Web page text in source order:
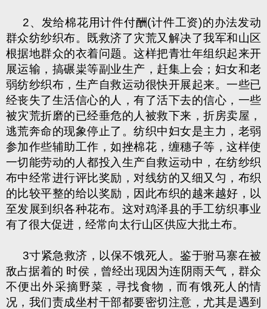
2、发给棉花用计件付酬(计件工资)的办法发动
群众纺纱织布。既救济了灾荒又解决了我军和山区
根据地群众的衣着问题。这样把青壮年组织起来开
展运输，搞碾粜等副业生产，赶集上会；妇女和老
弱纺纱织布，生产自救运动很快开展起来。一些已
经丧失了生活信心的人，有了活下去的信心，一些
被灾荒折磨的已经垂危的人被救下来，折房卖屋，
逃荒奔命的现象停止了。纺织中妇女是主力，老弱
参加作些辅助工作，如挫棉花，缠穗子等，这样使
一切能劳动的人都投入生产自救运动中，在纺纱织
布中经常进行评比奖励，对线纺的又细又匀，布织
的比较平整的给以奖励，因此布织的越来越好，以
至发展到织各种花布。这对鸡泽县的手工纺织事业
有了很大促进，经常向太行山区供应大批土布。
3寸紧急救济，以保不饿死人。鉴于驸马寨在被
敌占据着的 时侯，曾经出现因为连阴雨天气，群众
不便出外采摘野菜，寻找食物，而有饿死人的情
况，我们责成坐村干部都要密切注意，尤其是遇到